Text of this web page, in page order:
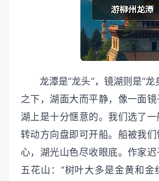
龙潭是“龙头”，镜湖则是“
之下，湖面大而平静，像一面
湖上是十分惬意的。我们选了一
转动方向盘即可开船。船被我
心，湖光山色尽收眼底。作家
五花山：“树叶大多是金黄和